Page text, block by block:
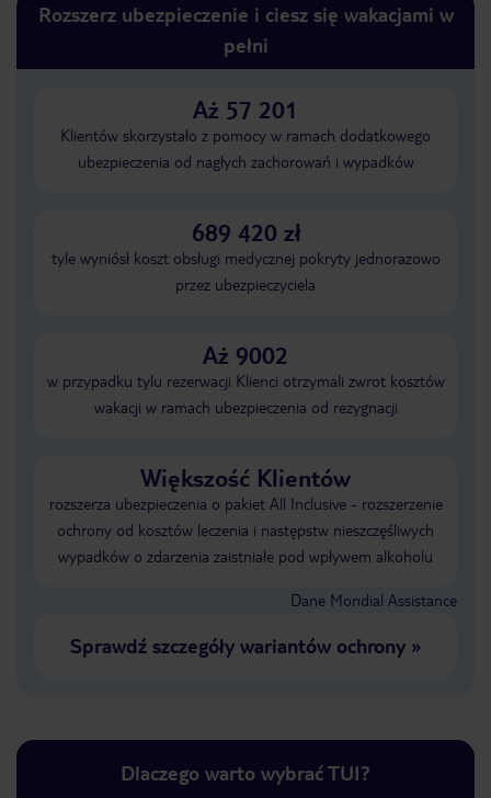
Rozszerz ubezpieczenie i ciesz się wakacjami w
pełni
Aż 57 201
Klientów skorzystało z pomocy w ramach dodatkowego
ubezpieczenia od nagłych zachorowań i wypadków
689 420 zł
tyle wyniósł koszt obsługi medycznej pokryty jednorazowo
przez ubezpieczyciela
Aż 9002
w przypadku tylu rezerwacji Klienci otrzymali zwrot kosztów
wakacji w ramach ubezpieczenia od rezygnacji
Większość Klientów
rozszerza ubezpieczenia o pakiet All Inclusive - rozszerzenie
ochrony od kosztów leczenia i następstw nieszczęśliwych
wypadków o zdarzenia zaistniałe pod wpływem alkoholu
Dane Mondial Assistance
Sprawdź szczegóły wariantów ochrony»
Dlaczego warto wybrać TUI?